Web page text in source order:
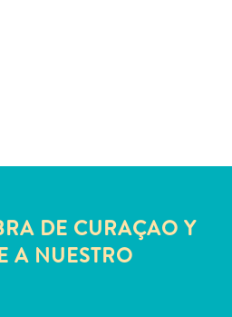
DE CURAÇAO Y
A NUESTRO